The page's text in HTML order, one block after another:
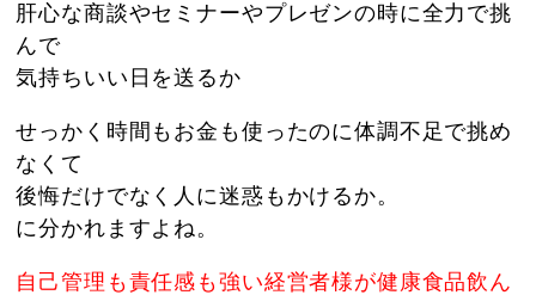
肝心な商談やセミナーやプレゼンの時に全力で挑
んで
気持ちいい日を送るか
せっかく時間もお金も使ったのに体調不足で挑め
なくて
後悔だけでなく人に迷惑もかけるか。
に分かれますよね。
自己管理も責任感も強い経営者様が健康食品飲ん